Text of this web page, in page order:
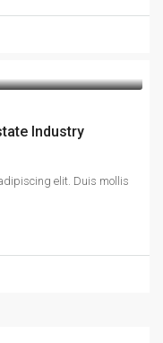
Industry
elit. Duis mollis